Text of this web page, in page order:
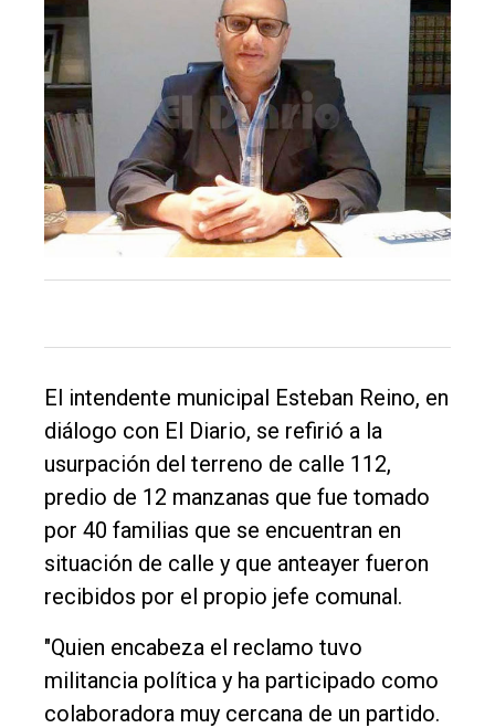
Balcarce
Inicio
Tendencia
Int.
General
Cultura
Entrevistas
El intendente municipal Esteban Reino, en
diálogo con El Diario, se refirió a la
usurpación del terreno de calle 112,
predio de 12 manzanas que fue tomado
por 40 familias que se encuentran en
situación de calle y que anteayer fueron
recibidos por el propio jefe comunal.
"Quien encabeza el reclamo tuvo
militancia política y ha participado como
colaboradora muy cercana de un partido.